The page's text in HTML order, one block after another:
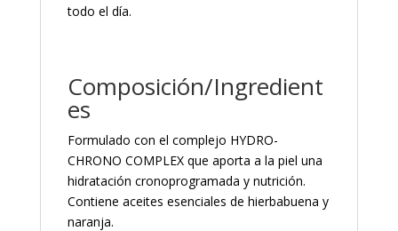
todo el día.
Composición/Ingredient
es
Formulado con el complejo HYDRO-
CHRONO COMPLEX que aporta a la piel una
hidratación cronoprogramada y nutrición.
Contiene aceites esenciales de hierbabuena y
naranja.